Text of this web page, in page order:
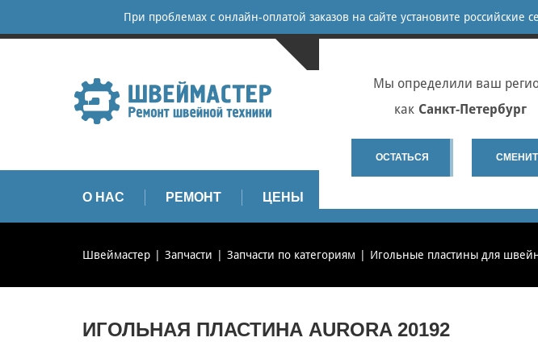
При проблемах с онлайн-оплатой заказов на сайте установите
Мы определили ваш
как Санкт-Петербург
ОСТАТЬСЯ
+7 (812) 655-67-58 Запчасти -
+7 (812) 655-67-37 Ремонт
infospb@sewservice.ru
О НАС РЕМОНТ ЦЕНЫ
Швеймастер Запчасти Запчасти по категориям Игольные пластины для
ИГОЛЬНАЯ ПЛАСТИНА AURORA 20192